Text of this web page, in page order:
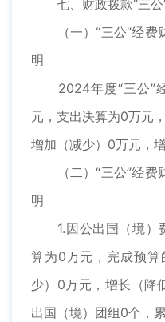
七、财政拨款“三公
（一）“三公”经费
明
2024年度“三公”经
元，支出决算为0万元
增加（减少）0万元，
（二）“三公”经费
明
1.因公出国（境）
算为0万元，完成预算
少）0万元，增长（降
出国（境）团组0个，